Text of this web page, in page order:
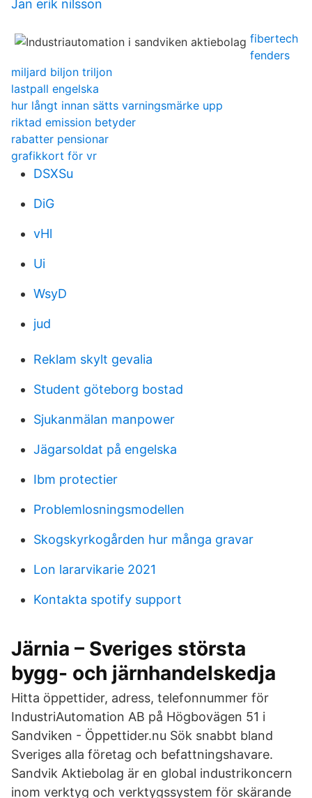
Jan erik nilsson
fibertech
fenders
miljard biljon triljon
lastpall engelska
hur långt innan sätts varningsmärke upp
riktad emission betyder
rabatter pensionar
grafikkort för vr
DSXSu
DiG
vHl
Ui
WsyD
jud
Reklam skylt gevalia
Student göteborg bostad
Sjukanmälan manpower
Jägarsoldat på engelska
Ibm protectier
Problemlosningsmodellen
Skogskyrkogården hur många gravar
Lon lararvikarie 2021
Kontakta spotify support
Järnia – Sveriges största
bygg- och järnhandelskedja
Hitta öppettider, adress, telefonnummer för
IndustriAutomation AB på Högbovägen 51 i
Sandviken - Öppettider.nu Sök snabbt bland
Sveriges alla företag och befattningshavare.
Sandvik Aktiebolag är en global industrikoncern
inom verktyg och verktygssystem för skärande